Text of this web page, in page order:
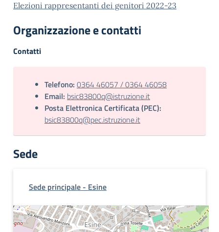
Elezioni rappresentanti dei genitori 2022-23
Organizzazione e contatti
Contatti
Telefono: 0364 46057 / 0364 46058
Email: bsic83800q@istruzione.it
Posta Elettronica Certificata (PEC):
bsic83800q@pec.istruzione.it
Sede
Sede principale - Esine